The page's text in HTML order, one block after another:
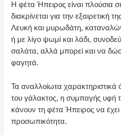
H φέτα Ήπειρος είναι πλούσια
διακρίνεται για την εξαιρετική
Λευκή και μυρωδάτη,
ή με λίγο ψωμί και λάδι,
σαλάτα, αλλά μπορεί και να
φαγητά.
Τα αναλλοίωτα χαρακτηριστικά
του γάλακτος, η συμπαγής υφή
κάνουν τη φέτα Ήπειρος να έχει
προσωπικότητα.